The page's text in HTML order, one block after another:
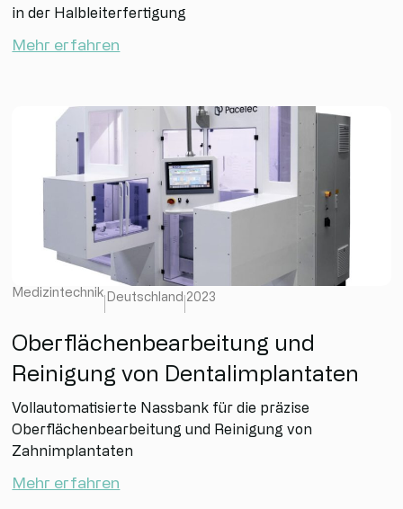
in der Halbleiterfertigung
Mehr erfahren
Medizintechnik Deutschland 2023
Oberflächenbearbeitung und
Reinigung von Dentalimplantaten
Vollautomatisierte Nassbank für die präzise
Oberflächenbearbeitung und Reinigung von
Zahnimplantaten
Mehr erfahren